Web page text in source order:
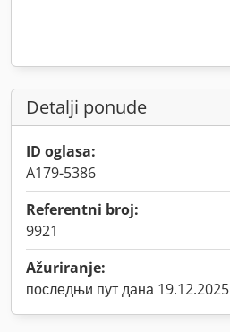
Detalji ponude
ID oglasa:
A179-5386
Referentni broj:
9921
Ažuriranje:
последњи пут дана 19.12.2025